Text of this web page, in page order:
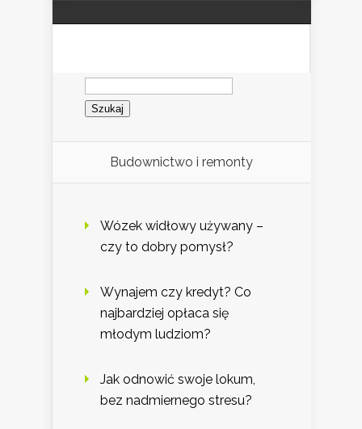
Szukaj:
Budownictwo i remonty
Wózek widłowy używany –
czy to dobry pomysł?
Wynajem czy kredyt? Co
najbardziej opłaca się
młodym ludziom?
Jak odnowić swoje lokum,
bez nadmiernego stresu?